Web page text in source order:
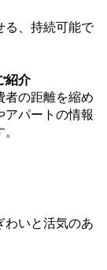
る、持続可能で
紹介
者の距離を縮め
アパートの情報
わいと活気のあ